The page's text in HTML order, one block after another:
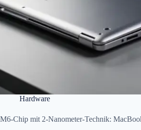
Hardware
M6-Chip mit 2-Nanometer-Technik: